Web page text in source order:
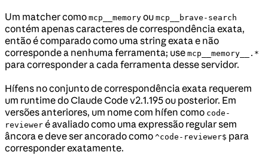
Um matcher como mcp__memory ou mcp__brave-search
contém apenas caracteres de correspondência exata,
então é comparado como uma string exata e não
corresponde a nenhuma ferramenta; use mcp__memory__.*
para corresponder a cada ferramenta desse servidor.
Hífens no conjunto de correspondência exata requerem
um runtime do Claude Code v2.1.195 ou posterior. Em
versões anteriores, um nome com hífen como code-
reviewer é avaliado como uma expressão regular sem
âncora e deve ser ancorado como ^code-reviewer$ para
corresponder exatamente.